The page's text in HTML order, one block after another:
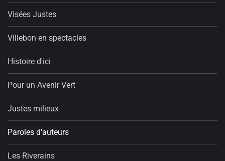
Visées Justes
Villebon en spectacles
Histoire d'ici
Pour un Avenir Vert
Justes milieux
Paroles d'auteurs
Les Riverains